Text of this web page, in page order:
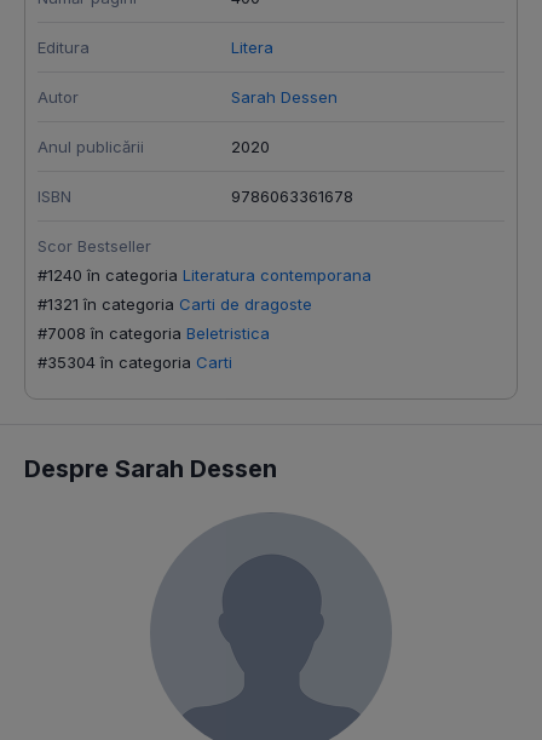
Editura Litera
Autor Sarah Dessen
Anul publicării 2020
ISBN 9786063361678
Scor Bestseller
#1240 în categoria Literatura contemporana
#1321 în categoria Carti de dragoste
#7008 în categoria Beletristica
#35304 în categoria Carti
Despre Sarah Dessen